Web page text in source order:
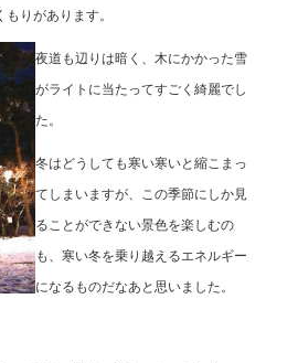
りがあります。
夜道も辺りは暗く、木にかかった雪
がライトに当たってすごく綺麗でし
た。
冬はどうしても寒い寒いと縮こまっ
てしまいますが、この季節にしか見
ることができない景色を楽しむの
も、寒い冬を乗り越えるエネルギー
になるものだなあと思いました。